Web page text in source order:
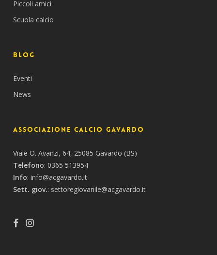
Piccoli amici
Scuola calcio
BLOG
Eventi
News
Associazione Calcio Gavardo
Viale O. Avanzi, 64, 25085 Gavardo (BS)
Telefono: 0365 513954
Info: info@acgavardo.it
Sett. giov.: settoregiovanile@acgavardo.it